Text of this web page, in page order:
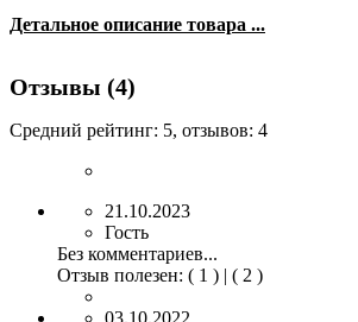
Детальное описание товара ...
Отзывы (4)
Средний рейтинг: 5, отзывов: 4
21.10.2023
Гость
Без комментариев...
Отзыв полезен: ( 1 ) | ( 2 )
03.10.2022